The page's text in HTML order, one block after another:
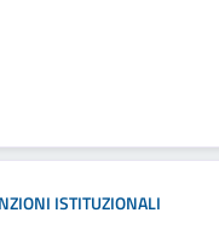
ISTITUZIONALI